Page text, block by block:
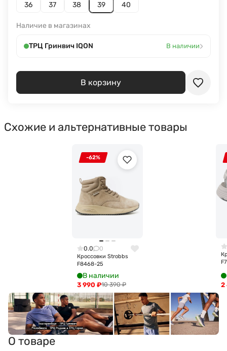
36 37 38 39 40
Наличие в магазинах
ТРЦ Гринвич IQON В наличии›
В корзину
Схожие и альтернативные товары
-62%
0.0 0
Кроссовки Strobbs
F8468-25
В наличии
10 390₽
3 990 ₽ 2
О товаре